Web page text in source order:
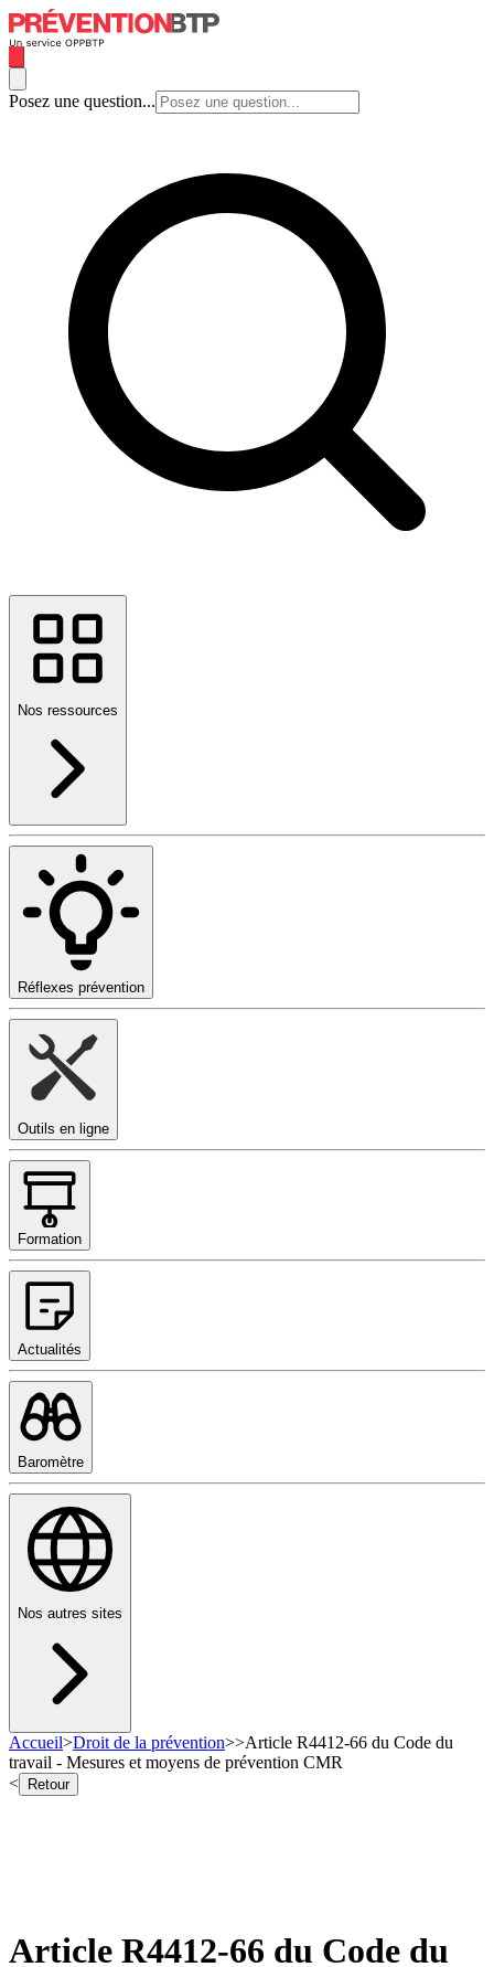
Posez une question...
Nos ressources
Réflexes prévention
Outils en ligne
Formation
Actualités
Baromètre
Nos autres sites
Accueil>Droit de la prévention>>Article R4412-66 du Code du
travail - Mesures et moyens de prévention CMR
<
Retour
Article R4412-66 du Code du